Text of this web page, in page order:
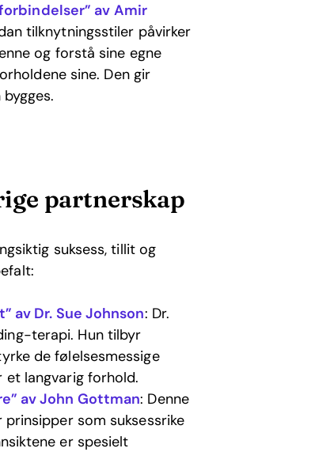
av Amir
tilknytningsstiler påvirker
og forstå sine egne
sine. Den gir
partnerskap
suksess, tillit og
av Dr. Sue Johnson: Dr.
terapi. Hun tilbyr
de følelsesmessige
et langvarig forhold.
av John Gottman: Denne
som suksessrike
er spesielt